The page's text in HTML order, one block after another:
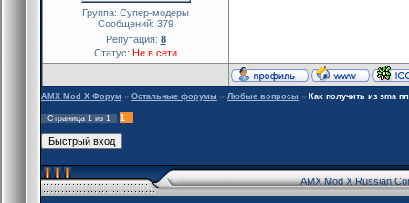
Группа: Cупер-модеры
Сообщений: 379
Репутация: 8
Статус: Не в сети
AMX Mod X Форум » Остальные форумы » Любые вопросы » Как получить из sma
Страница 1 из 1 1
AMX Mod X Russian